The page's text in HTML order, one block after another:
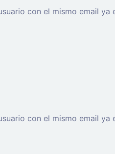
con el mismo email
con el mismo email